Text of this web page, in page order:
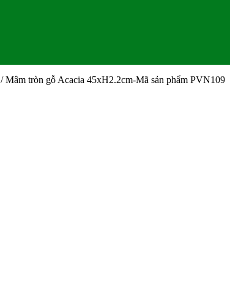
/ Mâm tròn gỗ Acacia 45xH2.2cm-Mã sản phẩm PVN109